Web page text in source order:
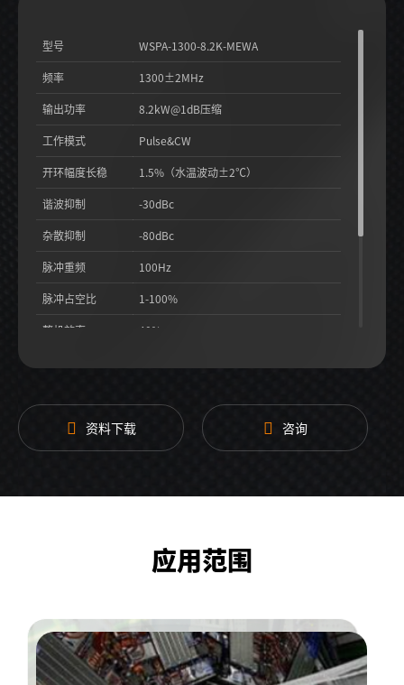
型号 WSPA-1300-8.2K-MEWA
频率 1300±2MHz
输出功率 8.2kW@1dB压缩
工作模式 Pulse&CW
开环幅度长稳 1.5%（水温波动±2℃）
谐波抑制 -30dBc
杂散抑制 -80dBc
脉冲重频 100Hz
脉冲占空比 1-100%
整机效率 40%
更多参数 请电联我司获取详细技术规格书
资料下载 咨询
应用范围